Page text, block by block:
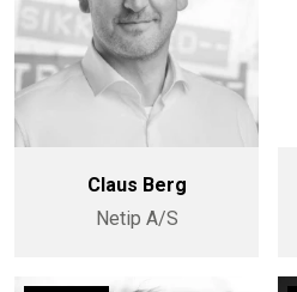
Claus Berg
Netip A/S